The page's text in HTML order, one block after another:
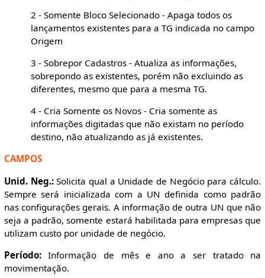
2 - Somente Bloco Selecionado - Apaga todos os
lançamentos existentes para a TG indicada no campo
Origem
3 - Sobrepor Cadastros - Atualiza as informações,
sobrepondo as existentes, porém não excluindo as
diferentes, mesmo que para a mesma TG.
4 - Cria Somente os Novos - Cria somente as
informações digitadas que não existam no período
destino, não atualizando as já existentes.
CAMPOS
Unid. Neg.:Solicita qual a Unidade de Negócio para cálculo.
Sempre será inicializada com a UN definida como padrão
nas configurações gerais. A informação de outra UN que não
seja a padrão, somente estará habilitada para empresas que
utilizam custo por unidade de negócio.
Período:Informação de mês e ano a ser tratado na
movimentação.